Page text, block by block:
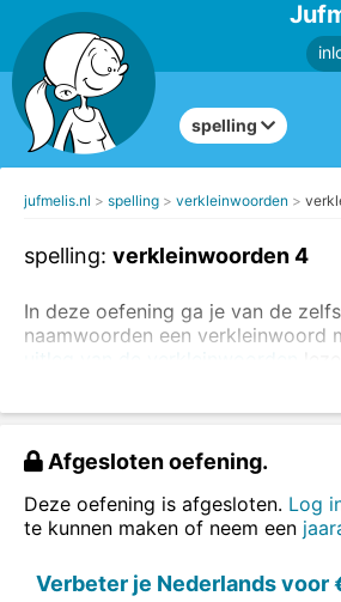
spelling
jufmelis.nl spelling verkleinwoorden
spelling: verkleinwoorden 4
In deze oefening ga je van de
naamwoorden een verkleinwoord
het boompje
het huisje
Vul het lidwoord en het
Afgesloten oefening.
Deze oefening is afgesloten. Log
te kunnen maken of neem een
Verbeter je Nederlands voor